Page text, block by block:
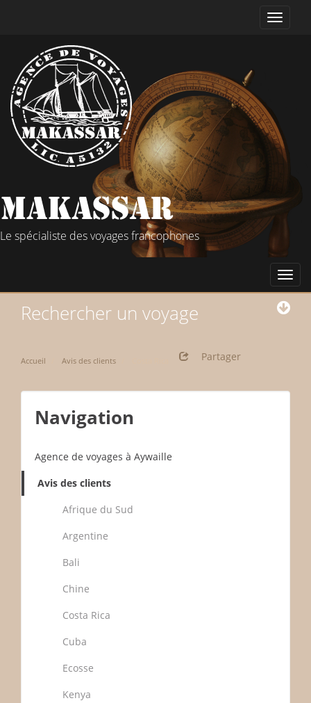
Le spécialiste des voyages francophones
Rechercher un voyage
Accueil Avis des clients Partager
Navigation
Agence de voyages à Aywaille
Avis des clients
Afrique du Sud
Argentine
Bali
Chine
Costa Rica
Cuba
Ecosse
Kenya